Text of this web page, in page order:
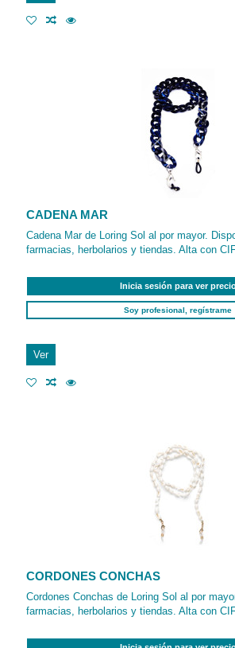
CADENA MAR
Cadena Mar de Loring Sol al por mayor.
farmacias, herbolarios y tiendas. Alta con
Inicia sesión para ver
Soy profesional, regístrame
Ver
CORDONES CONCHAS
Cordones Conchas de Loring Sol al por
farmacias, herbolarios y tiendas. Alta con